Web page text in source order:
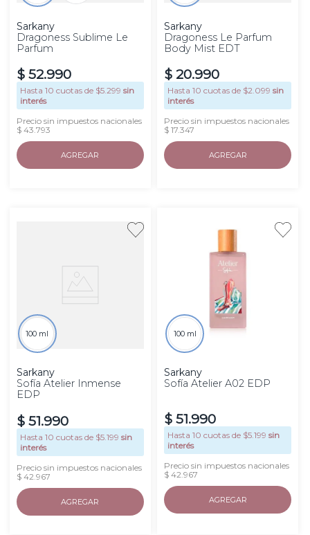
Sarkany
Dragoness Sublime Le
Parfum
$ 52.990
Hasta 10 cuotas de $5.299 sin
interés
Precio sin impuestos nacionales
$ 43.793
AGREGAR
Sarkany
Dragoness Le Parfum
Body Mist EDT
$ 20.990
Hasta10 cuotas de $2.099 sin
interés
Precio sin impuestos nacionales
$ 17.347
AGREGAR
100 ml
Sarkany
Sofía Atelier Inmense
EDP
$ 51.990
Hasta 10 cuotas de $5.199 sin
interés
Precio sin impuestos nacionales
$ 42.967
AGREGAR
100 ml
Sarkany
Sofía Atelier A02 EDP
$ 51.990
Hasta10 cuotas de $5.199 sin
interés
Precio sin impuestos nacionales
$ 42.967
AGREGAR